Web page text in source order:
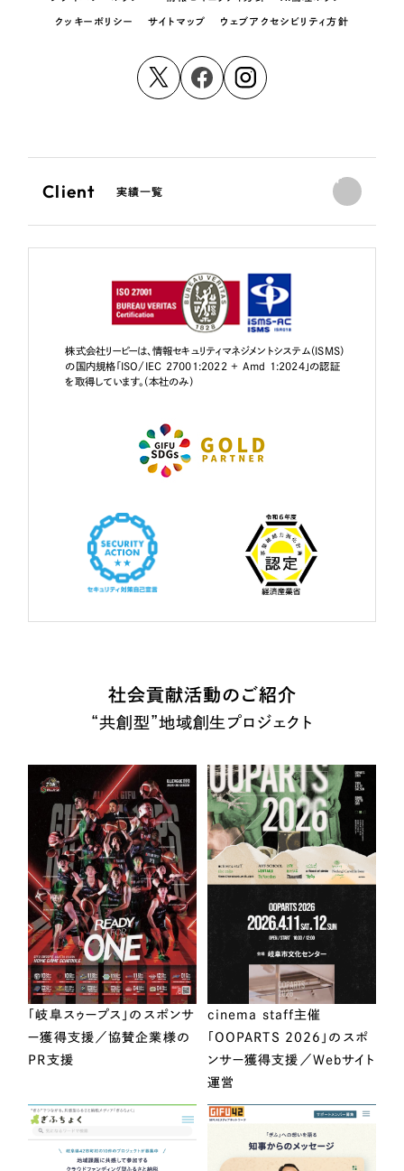
クッキーポリシー サイトマップ ウェブアクセシビリティ方針
Client 実績一覧
株式会社リーピーは、情報セキュリティマネジメントシステム（ISMS）
の国内規格「ISO/IEC 27001:2022 + Amd 1:2024」の認証
を取得しています。（本社のみ）
社会貢献活動のご紹介
“共創型”地域創生プロジェクト
「岐阜スゥープス」のスポンサ
ー獲得支援／協賛企業様の
PR支援
cinema staff主催
「OOPARTS 2026」のスポ
ンサー獲得支援／Webサイト
運営